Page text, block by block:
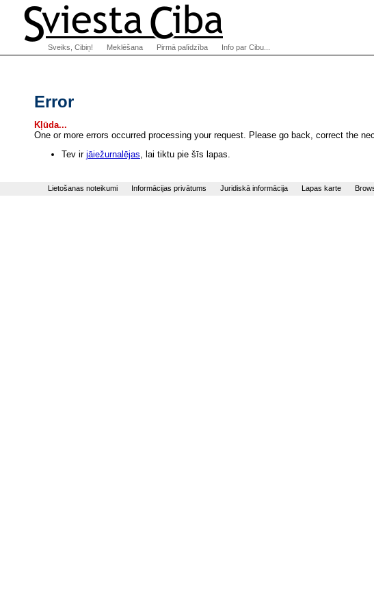
Error
Kļūda...
One or more errors occurred processing your request. Please go back, correct the
Tev ir jāiežurnalējas, lai tiktu pie šīs lapas.
Sveiks, Cibiņ! Meklēšana Pirmā palīdzība Info par Cibu...
Lietošanas noteikumi Informācijas privātums Juridiskā informācija Lapas karte